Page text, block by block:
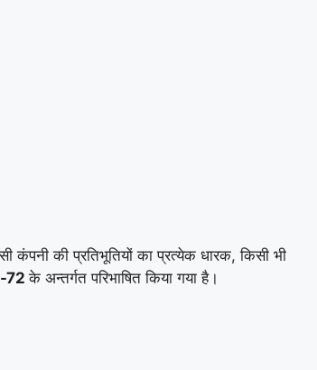
कंपनी की प्रतिभूतियों का प्रत्येक धारक, किसी भी
72के अन्तर्गत परिभाषित किया गया है।